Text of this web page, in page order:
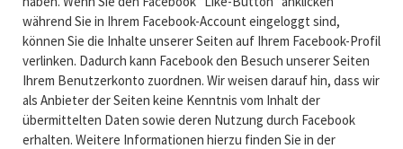
während Sie in Ihrem Facebook-Account eingeloggt sind,
können Sie die Inhalte unserer Seiten auf Ihrem Facebook-Profil
verlinken. Dadurch kann Facebook den Besuch unserer Seiten
Ihrem Benutzerkonto zuordnen. Wir weisen darauf hin, dass wir
als Anbieter der Seiten keine Kenntnis vom Inhalt der
übermittelten Daten sowie deren Nutzung durch Facebook
erhalten. Weitere Informationen hierzu finden Sie in der